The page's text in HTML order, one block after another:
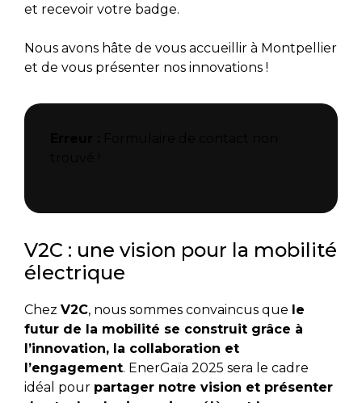
et recevoir votre badge.
Nous avons hâte de vous accueillir à Montpellier
et de vous présenter nos innovations !
V2C : une vision pour la mobilité
électrique
Chez V2C, nous sommes convaincus que le
futur de la mobilité se construit grâce à
l’innovation, la collaboration et
l’engagement. EnerGaïa 2025 sera le cadre
idéal pour partager notre vision et présenter